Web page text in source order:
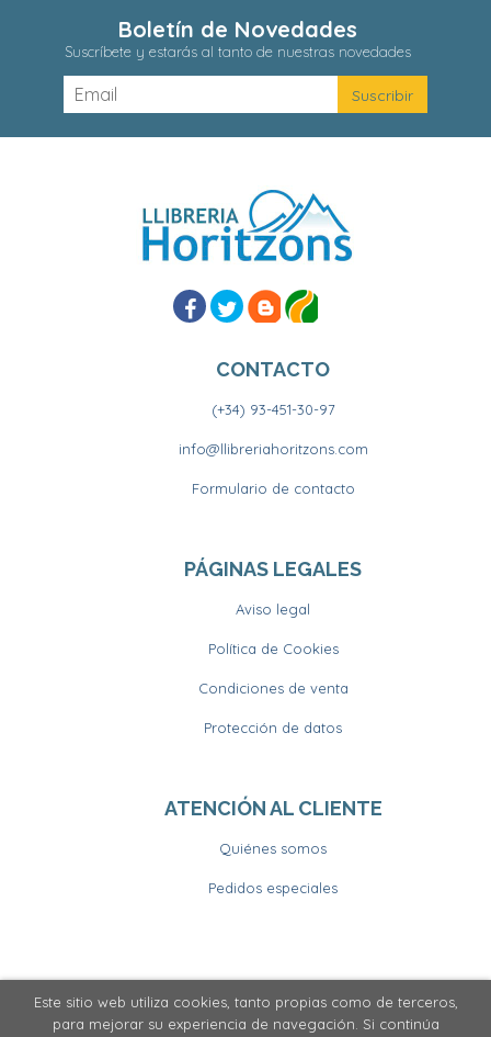
Boletín de Novedades
Suscríbete y estarás al tanto de nuestras novedades
CONTACTO
(+34) 93-451-30-97
info@llibreriahoritzons.com
Formulario de contacto
PÁGINAS LEGALES
Aviso legal
Política de Cookies
Condiciones de venta
Protección de datos
ATENCIÓN AL CLIENTE
Quiénes somos
Pedidos especiales
2026 © Llibrería Horitzons . Todos los Derechos
Reservados
Este sitio web utiliza cookies, tanto propias como de terceros,
para mejorar su experiencia de navegación. Si continúa